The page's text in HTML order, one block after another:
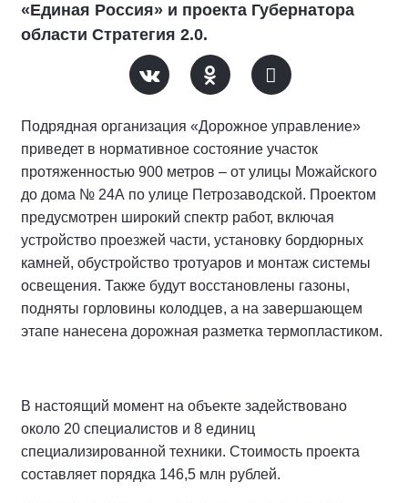
«Единая Россия» и проекта Губернатора
области Стратегия 2.0.
Подрядная организация «Дорожное управление»
приведет в нормативное состояние участок
протяженностью 900 метров – от улицы Можайского
до дома № 24А по улице Петрозаводской. Проектом
предусмотрен широкий спектр работ, включая
устройство проезжей части, установку бордюрных
камней, обустройство тротуаров и монтаж системы
освещения. Также будут восстановлены газоны,
подняты горловины колодцев, а на завершающем
этапе нанесена дорожная разметка термопластиком.
В настоящий момент на объекте задействовано
около 20 специалистов и 8 единиц
специализированной техники. Стоимость проекта
составляет порядка 146,5 млн рублей.